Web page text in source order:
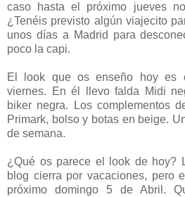
caso hasta el próximo jueves
¿Tenéis previsto algún viajecito
unos días a Madrid para
poco la capi.
El look que os enseño hoy es
viernes. En él llevo falda Midi
biker negra. Los complementos
Primark, bolso y botas en beige.
de semana.
¿Qué os parece el look de hoy?
blog cierra por vacaciones, pero
próximo domingo 5 de Abril.